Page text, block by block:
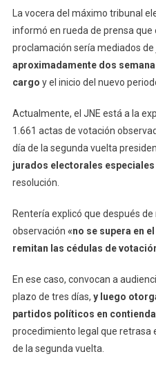
La vocera del máximo tribunal
informó en rueda de prensa que
proclamación sería mediados de
aproximadamente dos
cargo y el inicio del nuevo
Actualmente, el JNE está a la
1.661 actas de votación
día de la segunda vuelta
jurados electorales especiales
resolución.
Rentería explicó que después
observación «no se supera en
remitan las cédulas de
En ese caso, convocan a
plazo de tres días, y luego
partidos políticos en
procedimiento legal que retrasa
de la segunda vuelta.